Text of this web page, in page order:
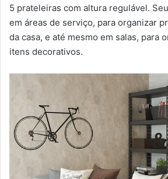
5 prateleiras com altura regulável.
em áreas de serviço, para organizar
da casa, e até mesmo em salas, para
itens decorativos.